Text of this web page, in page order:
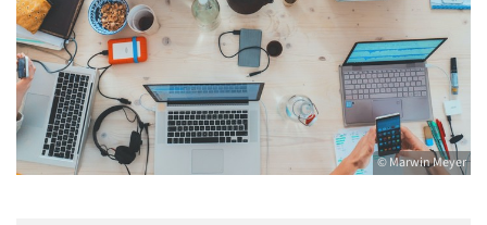
© Marwin Meyer